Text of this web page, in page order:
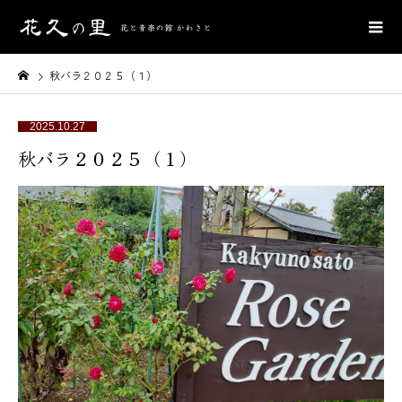
秋バラ２０２５（１）
2025.10.27
秋バラ２０２５（１）